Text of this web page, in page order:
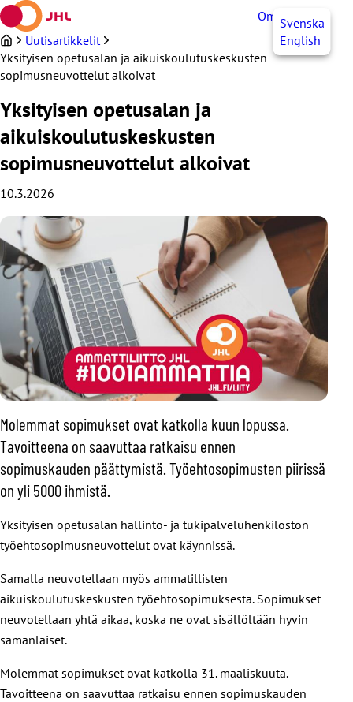
Siirry
sisältöön
OmaJHLSvenska
English
Uutisartikkelit
Yksityisen opetusalan ja aikuiskoulutuskeskusten
sopimusneuvottelut alkoivat
Yksityisen opetusalan ja
aikuiskoulutuskeskusten
sopimusneuvottelut alkoivat
10.3.2026
Molemmat sopimukset ovat katkolla kuun lopussa.
Tavoitteena on saavuttaa ratkaisu ennen
sopimuskauden päättymistä. Työehtosopimusten piirissä
on yli 5000 ihmistä.
Yksityisen opetusalan hallinto- ja tukipalveluhenkilöstön
työehtosopimusneuvottelut ovat käynnissä.
Samalla neuvotellaan myös ammatillisten
aikuiskoulutuskeskusten työehtosopimuksesta. Sopimukset
neuvotellaan yhtä aikaa, koska ne ovat sisällöltään hyvin
samanlaiset.
Molemmat sopimukset ovat katkolla 31. maaliskuuta.
Tavoitteena on saavuttaa ratkaisu ennen sopimuskauden